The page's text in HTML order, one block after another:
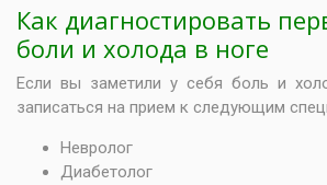
Как диагностировать
боли и холода в ноге
Если вы заметили у себя боль и
записаться на прием к следующим
Невролог
Диабетолог